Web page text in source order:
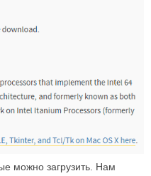
можно загрузить. Нам